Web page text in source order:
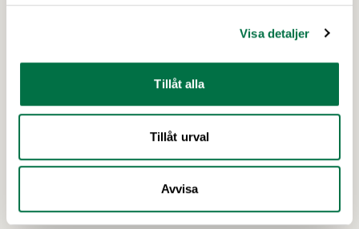
Visa detaljer
Tillåt alla
Tillåt urval
Avvisa
Webbinarium: Vad gäller nu med PPWR?
3
3 september